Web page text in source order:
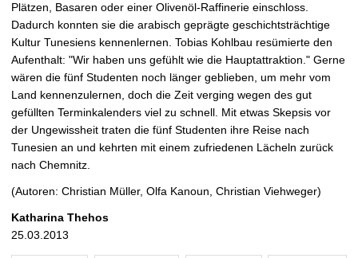
Plätzen, Basaren oder einer Olivenöl-Raffinerie einschloss.
Dadurch konnten sie die arabisch geprägte geschichtsträchtige
Kultur Tunesiens kennenlernen. Tobias Kohlbau resümierte den
Aufenthalt: "Wir haben uns gefühlt wie die Hauptattraktion." Gerne
wären die fünf Studenten noch länger geblieben, um mehr vom
Land kennenzulernen, doch die Zeit verging wegen des gut
gefüllten Terminkalenders viel zu schnell. Mit etwas Skepsis vor
der Ungewissheit traten die fünf Studenten ihre Reise nach
Tunesien an und kehrten mit einem zufriedenen Lächeln zurück
nach Chemnitz.
(Autoren: Christian Müller, Olfa Kanoun, Christian Viehweger)
Katharina Thehos
25.03.2013